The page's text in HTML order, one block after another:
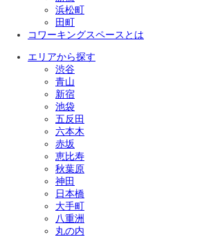
浜松町
田町
コワーキングスペースとは
エリアから探す
渋谷
青山
新宿
池袋
五反田
六本木
赤坂
恵比寿
秋葉原
神田
日本橋
大手町
八重洲
丸の内